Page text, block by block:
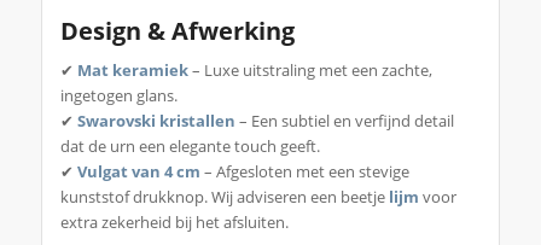
Design & Afwerking
✔ Mat keramiek– Luxe uitstraling met een zachte,
ingetogen glans.
✔ Swarovski kristallen – Een subtiel en verfijnd detail
dat de urn een elegante touch geeft.
✔ Vulgat van 4 cm – Afgesloten met een stevige
kunststof drukknop. Wij adviseren een beetje lijm voor
extra zekerheid bij het afsluiten.